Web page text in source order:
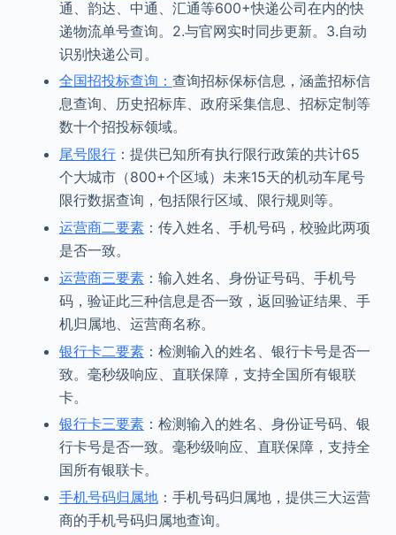
通、韵达、中通、汇通等600+快递公司在内的快
递物流单号查询。2.与官网实时同步更新。3.自动
识别快递公司。
全国招投标查询： 查询招标保标信息，涵盖招标信
息查询、历史招标库、政府采集信息、招标定制等
数十个招投标领域。
尾号限行：提供已知所有执行限行政策的共计65
个大城市（800+个区域）未来15天的机动车尾号
限行数据查询，包括限行区域、限行规则等。
运营商二要素：传入姓名、手机号码，校验此两项
是否一致。
运营商三要素：输入姓名、身份证号码、手机号
码，验证此三种信息是否一致，返回验证结果、手
机归属地、运营商名称。
银行卡二要素：检测输入的姓名、银行卡号是否一
致。毫秒级响应、直联保障，支持全国所有银联
卡。
银行卡三要素：检测输入的姓名、身份证号码、银
行卡号是否一致。毫秒级响应、直联保障，支持全
国所有银联卡。
手机号码归属地：手机号码归属地，提供三大运营
商的手机号码归属地查询。